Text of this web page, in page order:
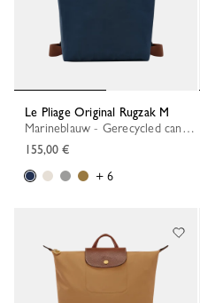
Le Pliage Original Rugzak M
Marineblauw - Gerecycled canvas
155,00 €
+ 6